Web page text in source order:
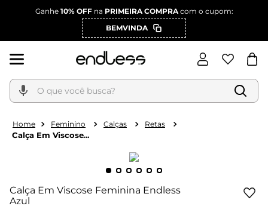
Ganhe 10% OFFna PRIMEIRA COMPRAcom o cupom:
BEMVINDA
O que você busca?
Feminino Calças Retas
Calça Em Viscose
Calça Em Viscose Feminina Endless
Azul